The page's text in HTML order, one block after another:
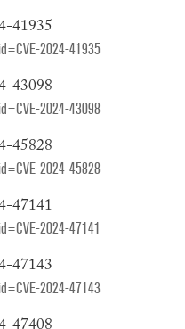
41935
2024-41935
43098
2024-43098
45828
2024-45828
47141
2024-47141
47143
2024-47143
47408